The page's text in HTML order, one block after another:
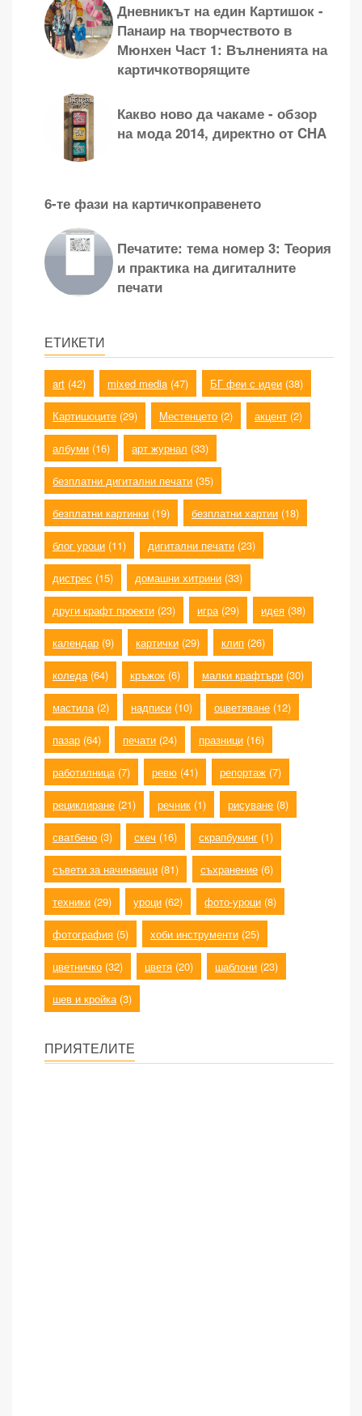
Дневникът на един Картишок -
Панаир на творчеството в
Мюнхен Част 1: Вълненията на
картичкотворящите
Какво ново да чакаме - обзор
на мода 2014, директно от CHA
6-те фази на картичкоправенето
Печатите: тема номер 3: Теория
и практика на дигиталните
печати
ЕТИКЕТИ
art (42) mixed media (47) БГ феи с идеи (38)
Картишоците (29) Местенцето (2) акцент (2)
албуми (16) арт журнал (33)
безплатни дигитални печати (35)
безплатни картинки (19) безплатни хартии (18)
блог уроци (11) дигитални печати (23)
дистрес (15) домашни хитрини (33)
други крафт проекти (23) игра (29) идея (38)
календар (9) картички (29) клип (26)
коледа (64) кръжок (6) малки крафтъри (30)
мастила (2) надписи (10) оцветяване (12)
пазар (64) печати (24) празници (16)
работилница (7) ревю (41) репортаж (7)
рециклиране (21) речник (1) рисуване (8)
сватбено (3) скеч (16) скрапбукинг (1)
съвети за начинаещи (81) съхранение (6)
техники (29) уроци (62) фото-уроци (8)
фотография (5) хоби инструменти (25)
цветничко (32) цветя (20) шаблони (23)
шев и кройка (3)
ПРИЯТЕЛИТЕ